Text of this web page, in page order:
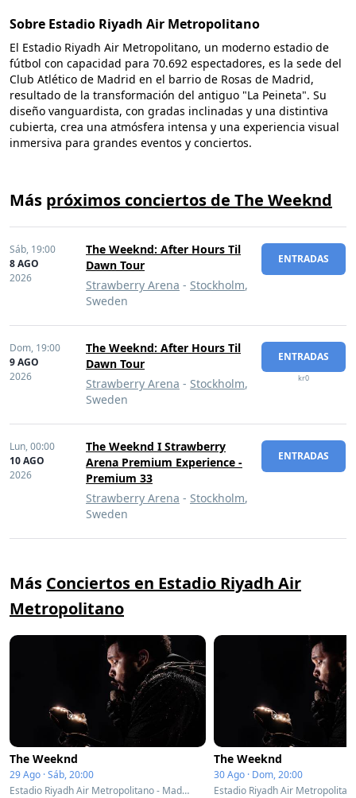
Sobre Estadio Riyadh Air Metropolitano
El Estadio Riyadh Air Metropolitano, un moderno estadio de
fútbol con capacidad para 70.692 espectadores, es la sede del
Club Atlético de Madrid en el barrio de Rosas de Madrid,
resultado de la transformación del antiguo "La Peineta". Su
diseño vanguardista, con gradas inclinadas y una distintiva
cubierta, crea una atmósfera intensa y una experiencia visual
inmersiva para grandes eventos y conciertos.
Más próximos conciertos de The Weeknd
Sáb, 19:00
8 AGO
2026
The Weeknd: After Hours Til
Dawn Tour
Strawberry Arena - Stockholm,
Sweden
ENTRADAS
Dom, 19:00
9 AGO
2026
The Weeknd: After Hours Til
Dawn Tour
Strawberry Arena - Stockholm,
Sweden
ENTRADAS
kr0
Lun,00:00
10 AGO
2026
The Weeknd I Strawberry
Arena Premium Experience -
Premium 33
Strawberry Arena - Stockholm,
Sweden
ENTRADAS
Más Conciertos en Estadio Riyadh Air
Metropolitano
The Weeknd
29 Ago · Sáb, 20:00
Estadio Riyadh Air Metropolitano - Madrid, Spain
The Weeknd
30 Ago · Dom, 20:00